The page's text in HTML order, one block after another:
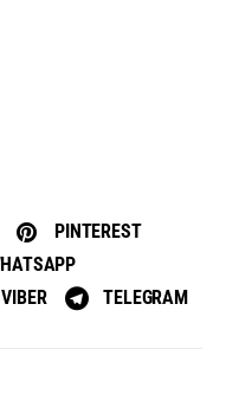
PINTEREST
VIBER TELEGRAM